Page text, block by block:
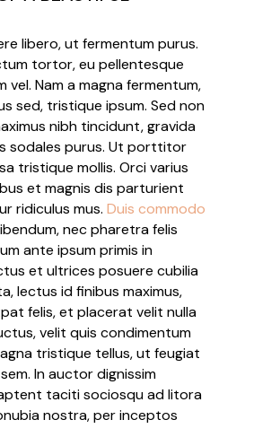
libero, ut fermentum purus.
tortor, eu pellentesque
vel. Nam a magna fermentum,
sed, tristique ipsum. Sed non
nibh tincidunt, gravida
sodales purus. Ut porttitor
tristique mollis. Orci varius
et magnis dis parturient
ridiculus mus. Duis commodo
nec pharetra felis
ante ipsum primis in
et ultrices posuere cubilia
lectus id finibus maximus,
felis, et placerat velit nulla
velit quis condimentum
tristique tellus, ut feugiat
In auctor dignissim
taciti sociosqu ad litora
nostra, per inceptos